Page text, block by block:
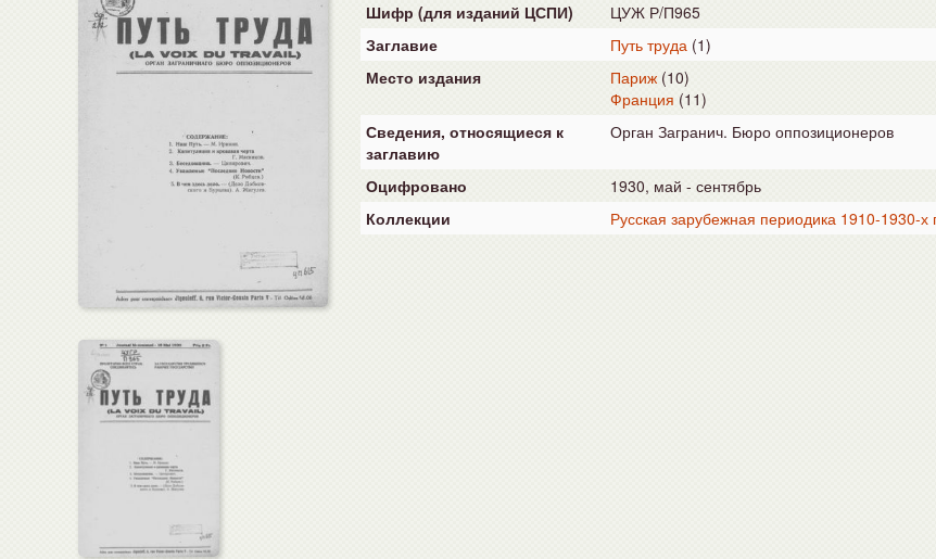
Шифр (для изданий ЦСПИ)
ЦУЖ Р/П965
Заглавие
Путь труда (1)
Место издания
Париж (10)
Франция (11)
Сведения, относящиеся к
заглавию
Орган Загранич. Бюро оппозиционеров
Оцифровано
1930, май - сентябрь
Коллекции
Русская зарубежная периодика 1910-1930-